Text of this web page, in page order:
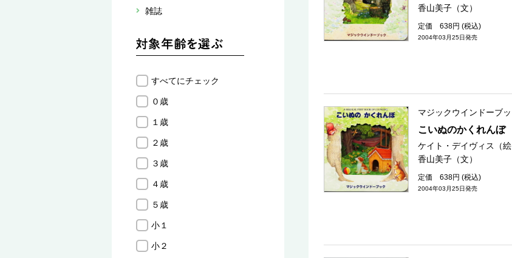
雑誌
すべてにチェック
０歳
１歳
２歳
３歳
４歳
５歳
小１
小２
香山美子（文）
定価 638円 (税込)
2004年03月25日発売
マジックウインドーブッ
こいぬのかくれんぼ
ケイト・デイヴィス（絵
香山美子（文）
定価 638円 (税込)
2004年03月25日発売